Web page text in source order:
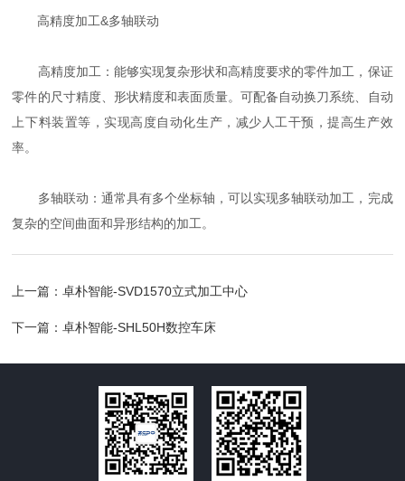
高精度加工&多轴联动
高精度加工：能够实现复杂形状和高精度要求的零件加工，保证
零件的尺寸精度、形状精度和表面质量。可配备自动换刀系统、自动
上下料装置等，实现高度自动化生产，减少人工干预，提高生产效
率。
多轴联动：通常具有多个坐标轴，可以实现多轴联动加工，完成
复杂的空间曲面和异形结构的加工。
上一篇：卓朴智能-SVD1570立式加工中心
下一篇：卓朴智能-SHL50H数控车床